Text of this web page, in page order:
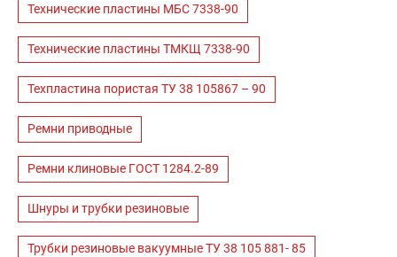
Технические пластины МБС 7338-90
Технические пластины ТМКЩ 7338-90
Техпластина пористая ТУ 38 105867 – 90
Ремни приводные
Ремни клиновые ГОСТ 1284.2-89
Шнуры и трубки резиновые
Трубки резиновые вакуумные ТУ 38 105 881- 85